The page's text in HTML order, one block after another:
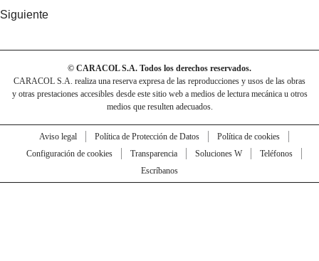
Siguiente
© CARACOL S.A. Todos los derechos reservados.
CARACOL S.A. realiza una reserva expresa de las reproducciones y usos de las obras
y otras prestaciones accesibles desde este sitio web a medios de lectura mecánica u otros
medios que resulten adecuados.
Aviso legal Política de Protección de Datos
Política de cookies
Configuración de cookies
Transparencia Soluciones W
Teléfonos
Escríbanos